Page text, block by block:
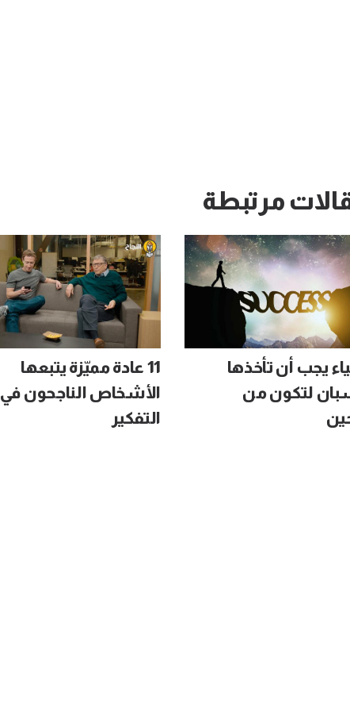
مرتبطة
يجب أن تأخذها
لتكون من
11 عادة مميّزة يتبعها
الأشخاص الناجحون في
التفكير